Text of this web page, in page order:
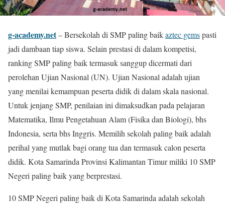
g-academy.net– Bersekolah di SMP paling baikaztec gemspasti
jadi dambaan tiap siswa. Selain prestasi di dalam kompetisi,
ranking SMP paling baik termasuk sanggup dicermati dari
perolehan Ujian Nasional (UN). Ujian Nasional adalah ujian
yang menilai kemampuan peserta didik di dalam skala nasional.
Untuk jenjang SMP, penilaian ini dimaksudkan pada pelajaran
Matematika, Ilmu Pengetahuan Alam (Fisika dan Biologi), bhs
Indonesia, serta bhs Inggris. Memilih sekolah paling baik adalah
perihal yang mutlak bagi orang tua dan termasuk calon peserta
didik. Kota Samarinda Provinsi Kalimantan Timur miliki 10 SMP
Negeri paling baik yang berprestasi.
10 SMP Negeri paling baik di Kota Samarinda adalah sekolah